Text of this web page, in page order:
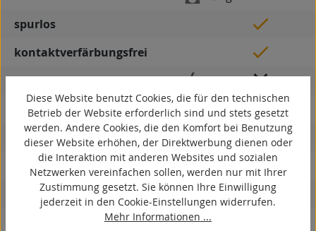
spurlos
kontaktverfärbungsfrei
antistatisch
ESD
elektrisch leitfähig
korrosionsbeständig
hitzebeständig
autoklaventauglich
Diese Website benutzt Cookies, die für den technischen
Betrieb der Website erforderlich sind und stets gesetzt
werden. Andere Cookies, die den Komfort bei Benutzung
dieser Website erhöhen, der Direktwerbung dienen oder
die Interaktion mit anderen Websites und sozialen
Netzwerken vereinfachen sollen, werden nur mit Ihrer
Zustimmung gesetzt. Sie können Ihre Einwilligung
jederzeit in den Cookie-Einstellungen widerrufen.
Mehr Informationen ...